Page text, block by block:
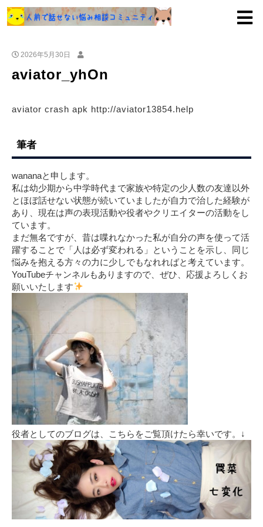
2026年5月30日
aviator_yhOn
aviator crash apk http://aviator13854.help
筆者
wananaと申します。
私は幼少期から中学時代まで家族や特定の少人数の友達以外
とほぼ話せない状態が続いていましたが自力で治した経験が
あり、現在は声の表現活動や役者やクリエイターの活動をし
ています。
まだ無名ですが、昔は喋れなかった私が自分の声を使って活
躍することで「人は必ず変われる」ということを示し、同じ
悩みを抱える方々の力に少しでもなれればと考えています。
YouTubeチャンネルもありますので、ぜひ、応援よろしくお
願いいたします
役者としてのブログは、こちらをご覧頂けたら幸いです。↓